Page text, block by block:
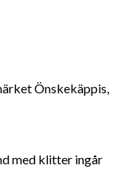
Önskekäppis,
med klitter ingår